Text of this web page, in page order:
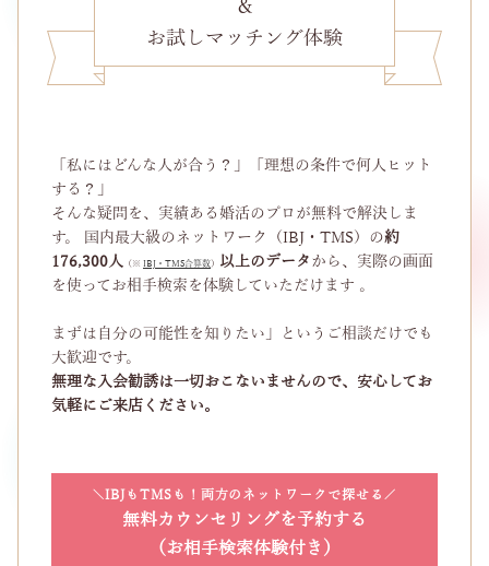
＆
お試しマッチング体験
「私にはどんな人が合う？」「理想の条件で何人ヒット
する？」
そんな疑問を、実績ある婚活のプロが無料で解決しま
す。 国内最大級のネットワーク（IBJ・TMS）の約
176,300人 （※ IBJ・TMS合算数） 以上のデータ から、実際の画面
を使ってお相手検索を体験していただけます 。
まずは自分の可能性を知りたい」というご相談だけでも
大歓迎です。
無理な入会勧誘は一切おこないませんので、安心してお
気軽にご来店ください。
IBJもTMSも！両方のネットワークで探せる
無料カウンセリングを予約する
（お相手検索体験付き）